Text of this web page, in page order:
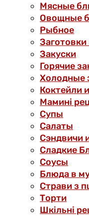
Мясные
Овощные
Рыбное
Закуски
Горячие
Холодные
Коктейли
Мамині
Супы
Салаты
Сэндвичи
Сладкие
Соусы
Блюда в
Страви з
Торти
Шкільні